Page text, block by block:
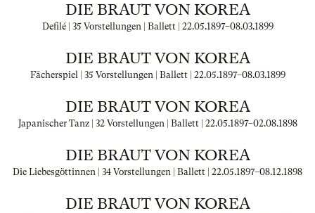
DIE BRAUT VON KOREA
Defilé | 35 Vorstellungen | Ballett | 22.05.1897–08.03.1899
DIE BRAUT VON KOREA
Fächerspiel | 35 Vorstellungen | Ballett | 22.05.1897–08.03.1899
DIE BRAUT VON KOREA
Japanischer Tanz | 32 Vorstellungen | Ballett | 22.05.1897–02.08.1898
DIE BRAUT VON KOREA
Die Liebesgöttinnen | 34 Vorstellungen | Ballett | 22.05.1897–08.12.1898
DIE BRAUT VON KOREA